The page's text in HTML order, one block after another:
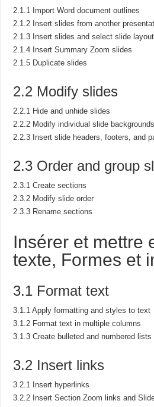
2.1.1 Import Word document outlines
2.1.2 Insert slides from another
2.1.3 Insert slides and select slide
2.1.4 Insert Summary Zoom slides
2.1.5 Duplicate slides
2.2 Modify slides
2.2.1 Hide and unhide slides
2.2.2 Modify individual slide backgrounds
2.2.3 Insert slide headers, footers, and
2.3 Order and group
2.3.1 Create sections
2.3.2 Modify slide order
2.3.3 Rename sections
Insérer et mettre
texte, Formes et
3.1 Format text
3.1.1 Apply formatting and styles to text
3.1.2 Format text in multiple columns
3.1.3 Create bulleted and numbered lists
3.2 Insert links
3.2.1 Insert hyperlinks
3.2.2 Insert Section Zoom links and